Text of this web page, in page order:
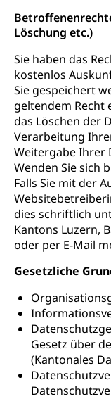
Löschung etc.)
Sie haben das
kostenlos
Sie gespeichert
geltendem Recht
das Löschen der
Verarbeitung
Weitergabe Ihrer
Wenden Sie sich
Falls Sie mit der
dies schriftlich
Kantons Luzern,
oder per E-Mail
Gesetzliche
Gesetz über
(Kantonales